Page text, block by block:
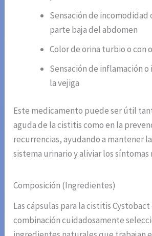
Sensación de incomodidad
parte baja del abdomen
Color de orina turbio o con
Sensación de inflamación
la vejiga
Este medicamento puede ser útil
aguda de la cistitis como en la
recurrencias, ayudando a mantener
sistema urinario y aliviar los síntomas
Composición (Ingredientes)
Las cápsulas para la cistitis
combinación cuidadosamente